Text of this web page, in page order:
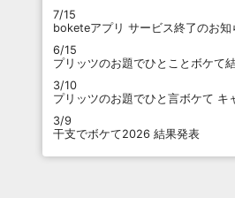
7/15
boketeアプリ サービス終了のお知
6/15
プリッツのお題でひとことボケて
3/10
プリッツのお題でひと言ボケて キ
3/9
干支でボケて2026 結果発表